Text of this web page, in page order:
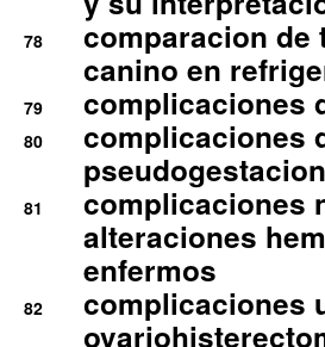
78
comparacion de
canino en
79 complicaciones
80
complicaciones
81
complicaciones
alteraciones
enfermos
82
complicaciones